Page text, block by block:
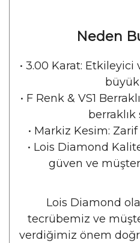
Neden
• 3.00 Karat: Etkileyici
• FRenk & VS1
berraklık
• Markiz Kesim:
• Lois Diamond
güven ve
Lois Diamond
tecrübemiz ve
verdiğimiz önem